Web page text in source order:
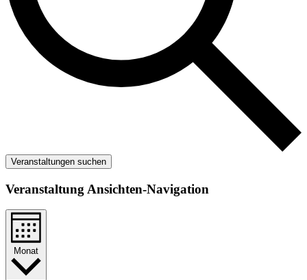
Veranstaltungen suchen
Veranstaltung Ansichten-Navigation
Monat